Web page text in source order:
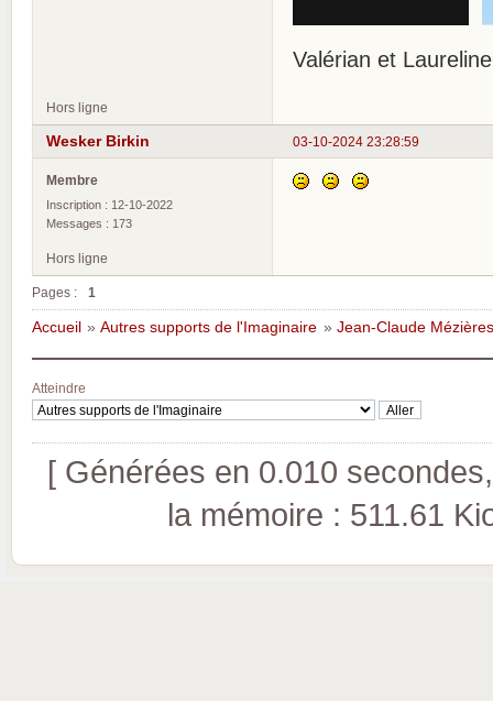
Valérian et
Hors ligne
03-10-2024 23:28:59
Wesker Birkin
Membre
Inscription : 12-10-2022
Messages : 173
Hors ligne
Pages : 1
Accueil »Autres supports de l'Imaginaire » Jean-Claude Mézières
Atteindre
[ Générées en 0.010
la mémoire : 511.61